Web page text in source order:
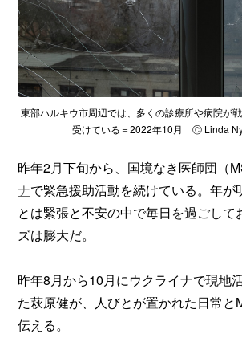
東部ハルキウ市周辺では、多くの診療所や病院が
受けている＝2022年10月 Ⓒ Linda
昨年2月下旬から、国境なき医師団（
ナで緊急援助活動を続けている。年が
とは緊張と不安の中で毎日を過ごして
ズは膨大だ。
昨年8月から10月にウクライナで現地
た萩原健が、人びとが置かれた日常と
伝える。